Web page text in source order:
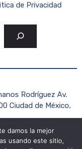
de Privacidad
Rodríguez Av.
Ciudad de México,
5678
damos la mejor
usando este sitio,